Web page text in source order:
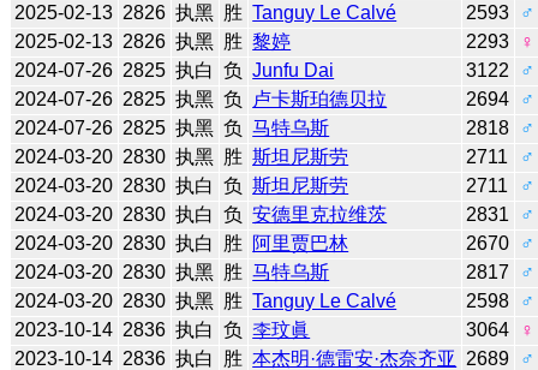
2025-02-13 2826 执黑 胜 Tanguy Le Calvé 2593
♂
2025-02-13 2826 执黑 胜 黎婷 2293
♀
2024-07-26 2825 执白 负 Junfu Dai 3122
♂
2024-07-26 2825 执黑 负 卢卡斯珀德贝拉 2694
♂
2024-07-26 2825 执黑 负 马特乌斯 2818
♂
2024-03-20 2830 执黑 胜 斯坦尼斯劳 2711
♂
2024-03-20 2830 执白 负 斯坦尼斯劳 2711
♂
2024-03-20 2830 执白 负 安德里克拉维茨 2831
♂
2024-03-20 2830 执白 胜 阿里贾巴林 2670
♂
2024-03-20 2830 执黑 胜 马特乌斯 2817
♂
2024-03-20 2830 执黑 胜 Tanguy Le Calvé 2598
♂
2023-10-14 2836 执白 负 李玟眞 3064
♀
2023-10-14 2836 执白 胜 本杰明·德雷安·杰奈齐亚 2689
♂